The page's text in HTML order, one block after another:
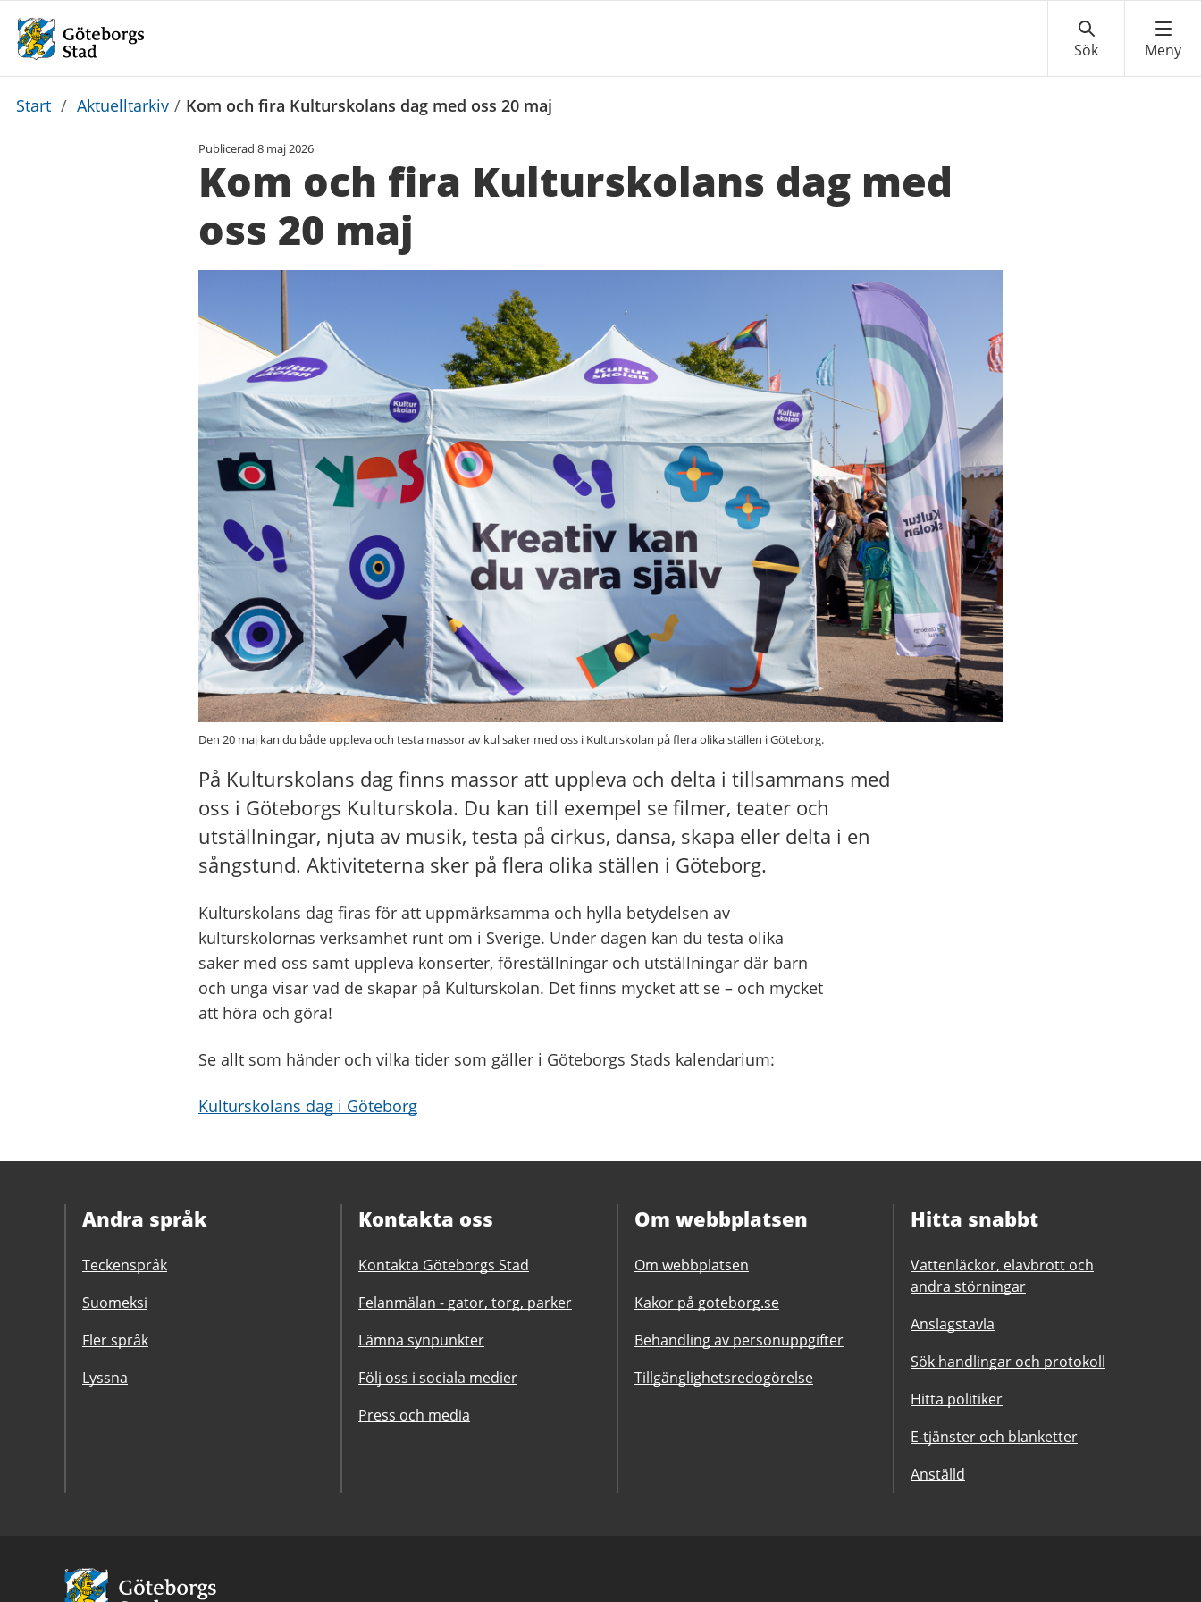
Du
Start / Aktuelltarkiv / Kom och fira Kulturskolans dag med oss 20 maj
Publicerad 8 maj 2026
Kom och fira Kulturskolans dag med
oss 20 maj
Den 20 maj kan du både uppleva och testa massor av kul saker med oss i Kulturskolan på flera olika ställen i Göteborg.
På Kulturskolans dag finns massor att uppleva och delta i tillsammans med
oss i Göteborgs Kulturskola. Du kan till exempel se filmer, teater och
utställningar, njuta av musik, testa på cirkus, dansa, skapa eller delta i en
sångstund. Aktiviteterna sker på flera olika ställen i Göteborg.
Kulturskolans dag firas för att uppmärksamma och hylla betydelsen av
kulturskolornas verksamhet runt om i Sverige. Under dagen kan du testa olika
saker med oss samt uppleva konserter, föreställningar och utställningar där barn
och unga visar vad de skapar på Kulturskolan. Det finns mycket att se – och mycket
att höra och göra!
Se allt som händer och vilka tider som gäller i Göteborgs Stads kalendarium:
Kulturskolans dag i Göteborg
Andra språk
Teckenspråk
Suomeksi
Fler språk
Lyssna
Kontakta oss
Kontakta Göteborgs Stad
Felanmälan - gator, torg, parker
Lämna synpunkter
Följ oss i sociala medier
Press och media
Om webbplatsen
Om webbplatsen
Kakor på goteborg.se
Behandling av personuppgifter
Tillgänglighetsredogörelse
Hitta snabbt
Vattenläckor, elavbrott och
andra störningar
Anslagstavla
Sök handlingar och protokoll
Hitta politiker
E-tjänster och blanketter
Anställd
Avsändare: